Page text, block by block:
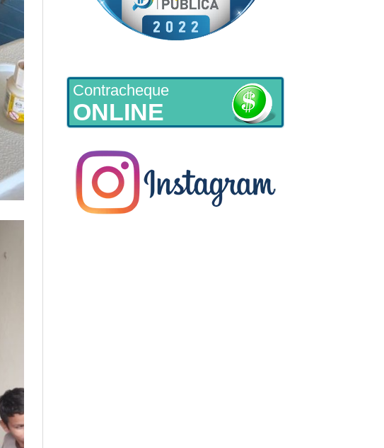
Contracheque
ONLINE